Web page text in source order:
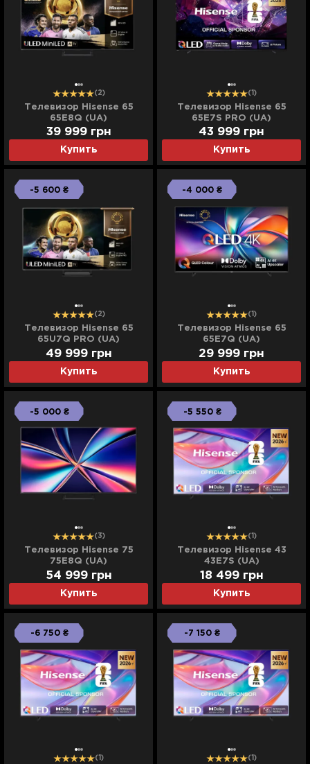
(2)
Телевизор Hisense 65
65E8Q (UA)
Купить
39 999 грн
(1)
Телевизор Hisense 65
65E7S PRO (UA)
Купить
43 999 грн
-5 600 ₴
(2)
Телевизор Hisense 65
65U7Q PRO (UA)
Купить
49 999 грн
-4 000 ₴
(1)
Телевизор Hisense 65
65E7Q (UA)
Купить
29 999 грн
-5 000 ₴
(3)
Телевизор Hisense 75
75E8Q (UA)
Купить
54 999 грн
-5 550 ₴
(1)
Телевизор Hisense 43
43E7S (UA)
Купить
18 499 грн
-6 750 ₴
(1)
-7 150 ₴
(1)